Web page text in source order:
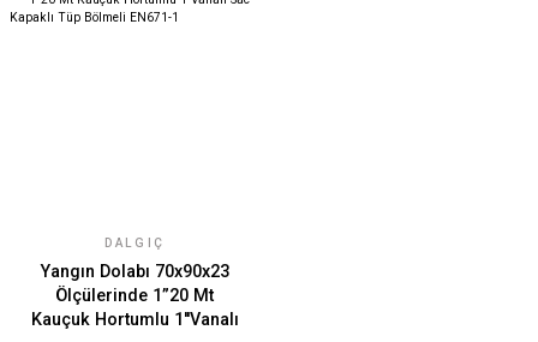
DALGIÇ
Yangın Dolabı 70x90x23
Ölçülerinde 1”20 Mt
Kauçuk Hortumlu 1''Vanalı